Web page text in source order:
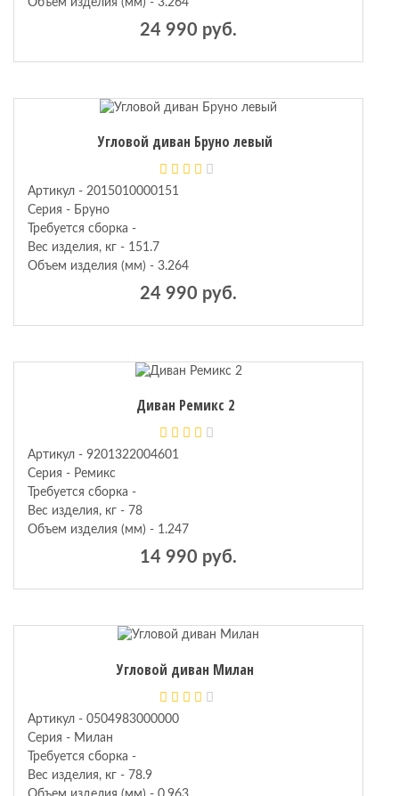
Объем изделия (мм) - 3.264
24 990 руб.
Угловой диван Бруно левый
Артикул - 2015010000151
Серия - Бруно
Требуется сборка -
Вес изделия, кг - 151.7
Объем изделия (мм) - 3.264
24 990 руб.
Диван Ремикс 2
Артикул - 9201322004601
Серия - Ремикс
Требуется сборка -
Вес изделия, кг - 78
Объем изделия (мм) - 1.247
14 990 руб.
Угловой диван Милан
Артикул - 0504983000000
Серия - Милан
Требуется сборка -
Вес изделия, кг - 78.9